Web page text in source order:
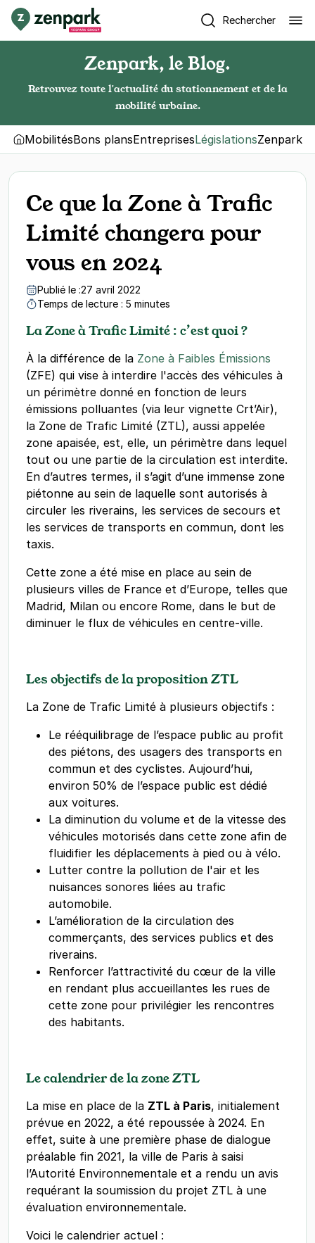
Rechercher
Zenpark, le Blog.
Retrouvez toute l'actualité du stationnement et de la
mobilité urbaine.
MobilitésBons plansEntreprisesLégislationsZenpark
Ce que la Zone à Trafic
Limité changera pour
vous en 2024
Publié le :27 avril 2022
Temps de lecture : 5 minutes
La Zone à Trafic Limité : c’est quoi ?
À la différence de la Zone à Faibles Émissions
(ZFE) qui vise à interdire l'accès des véhicules à
un périmètre donné en fonction de leurs
émissions polluantes (via leur vignette Crt’Air),
la Zone de Trafic Limité (ZTL), aussi appelée
zone apaisée, est, elle, un périmètre dans lequel
tout ou une partie de la circulation est interdite.
En d’autres termes, il s’agit d’une immense zone
piétonne au sein de laquelle sont autorisés à
circuler les riverains, les services de secours et
les services de transports en commun, dont les
taxis.
Cette zone a été mise en place au sein de
plusieurs villes de France et d’Europe, telles que
Madrid, Milan ou encore Rome, dans le but de
diminuer le flux de véhicules en centre-ville.
Les objectifs de la proposition ZTL
La Zone de Trafic Limité à plusieurs objectifs :
Le rééquilibrage de l’espace public au profit
des piétons, des usagers des transports en
commun et des cyclistes. Aujourd’hui,
environ 50% de l’espace public est dédié
aux voitures.
La diminution du volume et de la vitesse des
véhicules motorisés dans cette zone afin de
fluidifier les déplacements à pied ou à vélo.
Lutter contre la pollution de l'air et les
nuisances sonores liées au trafic
automobile.
L’amélioration de la circulation des
commerçants, des services publics et des
riverains.
Renforcer l’attractivité du cœur de la ville
en rendant plus accueillantes les rues de
cette zone pour privilégier les rencontres
des habitants.
Le calendrier de la zone ZTL
La mise en place de la ZTL à Paris, initialement
prévue en 2022, a été repoussée à 2024. En
effet, suite à une première phase de dialogue
préalable fin 2021, la ville de Paris à saisi
l’Autorité Environnementale et a rendu un avis
requérant la soumission du projet ZTL à une
évaluation environnementale.
Voici le calendrier actuel :